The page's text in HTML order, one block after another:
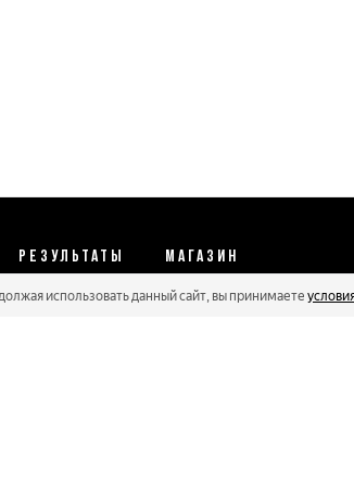
РЕЗУЛЬТАТЫ МАГАЗИН
Протоколы 2025
Реквизиты
использовать данный сайт, вы принимаете